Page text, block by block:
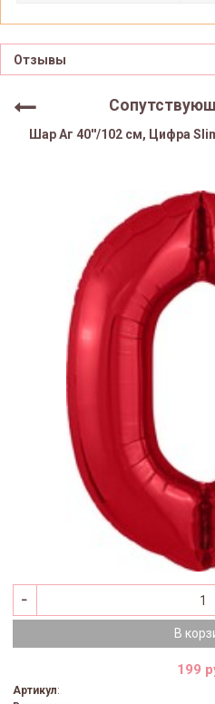
Отзывы
Шар Аг 40''/102 см, Цифра
В
199
Артикул: